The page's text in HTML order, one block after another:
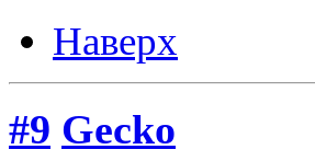
Наверх
#9 Gecko